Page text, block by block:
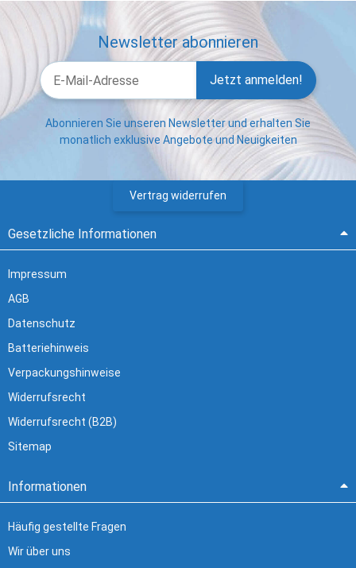
Newsletter abonnieren
Jetzt anmelden!
Abonnieren Sie unseren Newsletter und erhalten Sie
monatlich exklusive Angebote und Neuigkeiten
Vertrag widerrufen
Gesetzliche Informationen
Impressum
AGB
Datenschutz
Batteriehinweis
Verpackungshinweise
Widerrufsrecht
Widerrufsrecht (B2B)
Sitemap
Informationen
Häufig gestellte Fragen
Wir über uns